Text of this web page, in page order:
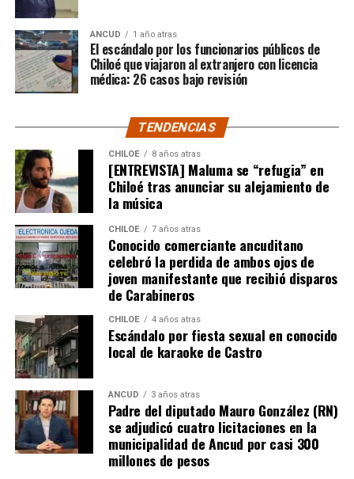
Por el momento, las personas aludidas no han emitido
declaraciones públicas. La historia, según Centella,
recién comienza y, el mencionado posteo, ha generado
comentarios de todo tipo, en su gran mayoría, a favor
del humorista de Punta Arenas.
ANCUD 1 año atras
El escándalo por los funcionarios públicos de
Chiloé que viajaron al extranjero con licencia
médica: 26 casos bajo revisión
TENDENCIAS
CHILOE 8 años atras
[ENTREVISTA] Maluma se “refugia” en
Chiloé tras anunciar su alejamiento de
la música
CHILOE 7 años atras
Conocido comerciante ancuditano
celebró la perdida de ambos ojos de
joven manifestante que recibió disparos
de Carabineros
CHILOE 4 años atras
Escándalo por fiesta sexual en conocido
local de karaoke de Castro
ANCUD 3 años atras
Padre del diputado Mauro González (RN)
se adjudicó cuatro licitaciones en la
municipalidad de Ancud por casi 300
millones de pesos